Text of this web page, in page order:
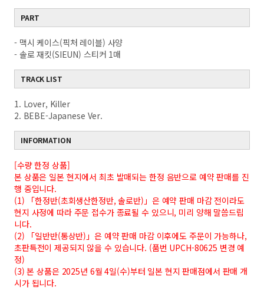
PART
- 맥시 케이스(픽처 레이블) 사양
- 솔로 재킷(SIEUN) 스티커 1매
TRACK LIST
1. Lover, Killer
2. BEBE-Japanese Ver.
INFORMATION
[수량 한정 상품]
본 상품은 일본 현지에서 최초 발매되는 한정 음반으로 예약 판매를 진
행 중입니다.
(1) 「한정반(초회생산한정반, 솔로반)」은 예약 판매 마감 전이라도
현지 사정에 따라 주문 접수가 종료될 수 있으니, 미리 양해 말씀드립
니다.
(2) 「일반반(통상반)」은 예약 판매 마감 이후에도 주문이 가능하나,
초판특전이 제공되지 않을 수 있습니다. (품번 UPCH-80625 변경 예
정)
(3) 본 상품은 2025년 6월 4일(수)부터 일본 현지 판매점에서 판매 개
시가 됩니다.